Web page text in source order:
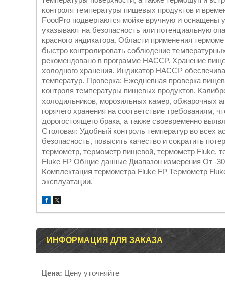
контроля температуры пищевых продуктов и
FoodPro подвергаются мойке вручную и оснащены
указывают на безопасность или потенциальную
красного индикатора. Области применения
быстро контролировать соблюдение
рекомендовано в программе HACCP. Хранение
холодного хранения. Индикатор HACCP
температур. Проверка: Ежедневная проверка
контроля температуры пищевых продуктов.
холодильников, морозильных камер, обжарочных
горячего хранения на соответствие
дорогостоящего брака, а также своевременно
Столовая: Удобный контроль температур во всех
безопасность, повысить качество и сократить
термометр, термометр пищевой, термометр Fluke,
Fluke FP Общие данные Диапазон измерения От -
Комплектация термометра Fluke FP Термометр
эксплуатации.
ИНФОРМАЦИЯ ДЛЯ ЗАКАЗА
Цена: Цену уточняйте